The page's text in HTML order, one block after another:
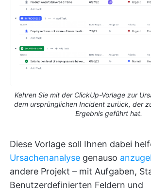
Kehren Sie mit der ClickUp-Vorlage zur
dem ursprünglichen Incident zurück, der
Ergebnis geführt hat.
Diese Vorlage soll Ihnen dabei
Ursachenanalyse genauso
andere Projekt – mit Aufgaben,
Benutzerdefinierten Feldern und